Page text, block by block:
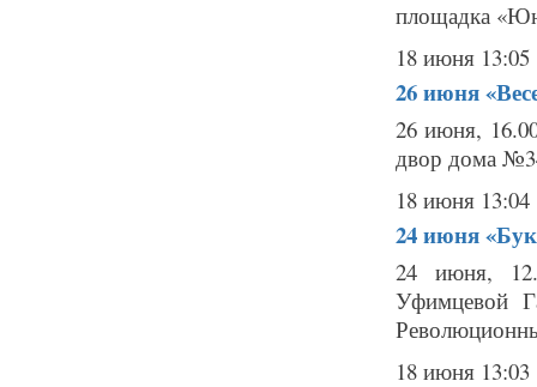
площадка
18 июня 13:05
26 июня
26 июня,
двор дома
18 июня 13:04
24 июня
24 июня,
Уфимцевой
18 июня 13:03